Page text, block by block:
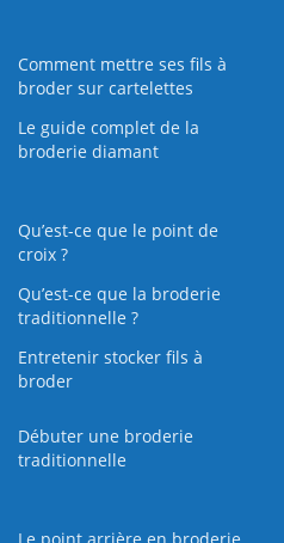
Comment mettre ses fils à
broder sur cartelettes
Le guide complet de la
broderie diamant
Qu’est-ce que le point de
croix ?
Qu’est-ce que la broderie
traditionnelle ?
Entretenir stocker fils à
broder
Débuter une broderie
traditionnelle